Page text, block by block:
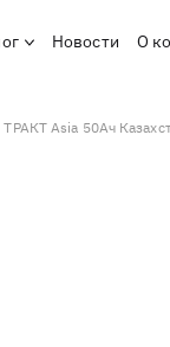
Новости О
ТРАКТ Asia 50Ач